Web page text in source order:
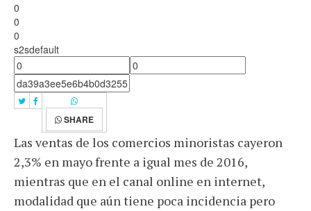
0
0
0
s2sdefault
SHARE
Las ventas de los comercios minoristas cayeron
2,3% en mayo frente a igual mes de 2016,
mientras que en el canal online en internet,
modalidad que aún tiene poca incidencia pero